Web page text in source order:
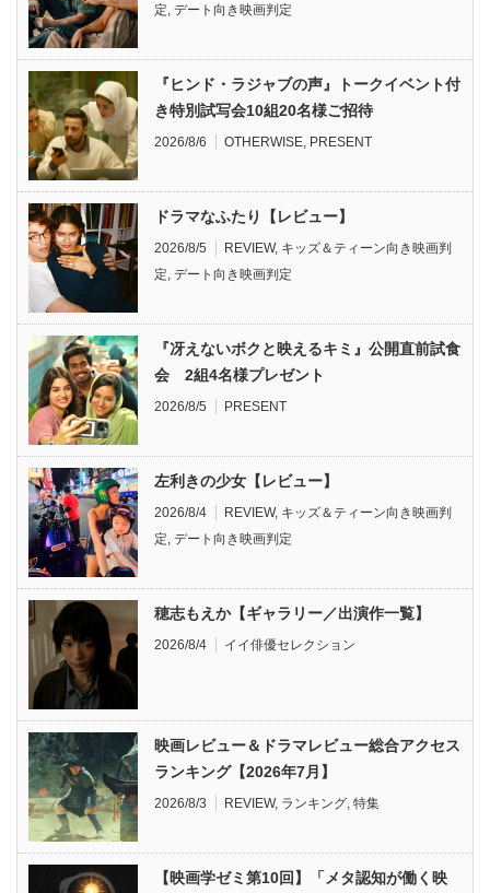
定 デート向き映画判定
『ヒンド・ラジャブの声』トークイベント付
き特別試写会10組20名様ご招待
2026/8/6 OTHERWISE PRESENT
ドラマなふたり【レビュー】
2026/8/5 REVIEW, キッズ＆ティーン向き映画判
定 デート向き映画判定
『冴えないボクと映えるキミ』公開直前試食
会 2組4名様プレゼント
2026/8/5 PRESENT
左利きの少女【レビュー】
2026/8/4 REVIEW, キッズ＆ティーン向き映画判
定 デート向き映画判定
穂志もえか【ギャラリー／出演作一覧】
2026/8/4 イイ俳優セレクション
映画レビュー＆ドラマレビュー総合アクセス
ランキング【2026年7月】
2026/8/3 REVIEW, ランキング 特集
【映画学ゼミ第10回】「メタ認知が働く映